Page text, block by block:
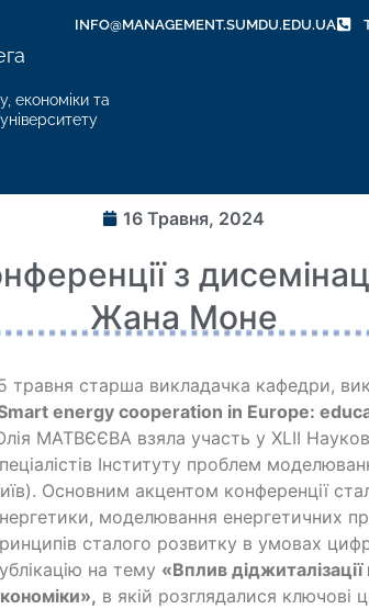
INFO@MANAGEMENT.SUMDU.EDU.UA
економіки та
16 Травня, 2024
з
Жана Моне
травня старша викладачка кафедри,
energy cooperation in Europe:
МАТВЄЄВА взяла участь у XLІІ
Інституту проблем
Основним акцентом конференції
моделювання енергетичних
сталого розвитку в умовах
на тему «Вплив
, в якій розглядалися ключові